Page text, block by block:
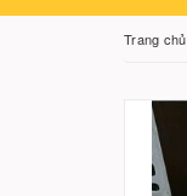
Trang chủ